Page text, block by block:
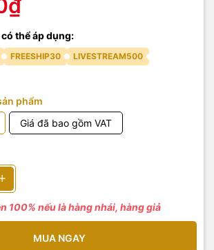
thể áp dụng:
FREESHIP30
LIVESTREAM500
phẩm
Giá đã bao gồm VAT
100% nếu là hàng nhái, hàng giả
MUA NGAY